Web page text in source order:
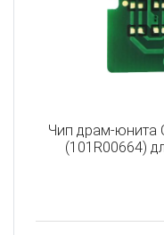
Чип драм-юнита
(101R00664)